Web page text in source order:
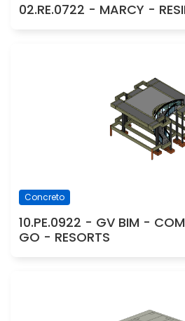
02.RE.0722 - MARCY -
Concreto
10.PE.0922 - GV BIM -
GO - RESORTS